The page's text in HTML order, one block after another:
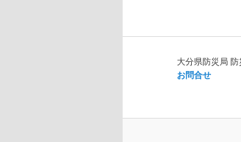
大分県防災局
お問合せ